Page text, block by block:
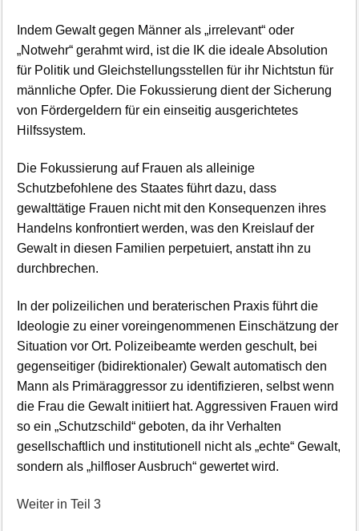
Indem Gewalt gegen Männer als „irrelevant“ oder
„Notwehr“ gerahmt wird, ist die IK die ideale Absolution
für Politik und Gleichstellungsstellen für ihr Nichtstun für
männliche Opfer. Die Fokussierung dient der Sicherung
von Fördergeldern für ein einseitig ausgerichtetes
Hilfssystem.
Die Fokussierung auf Frauen als alleinige
Schutzbefohlene des Staates führt dazu, dass
gewalttätige Frauen nicht mit den Konsequenzen ihres
Handelns konfrontiert werden, was den Kreislauf der
Gewalt in diesen Familien perpetuiert, anstatt ihn zu
durchbrechen.
In der polizeilichen und beraterischen Praxis führt die
Ideologie zu einer voreingenommenen Einschätzung der
Situation vor Ort. Polizeibeamte werden geschult, bei
gegenseitiger (bidirektionaler) Gewalt automatisch den
Mann als Primäraggressor zu identifizieren, selbst wenn
die Frau die Gewalt initiiert hat. Aggressiven Frauen wird
so ein „Schutzschild“ geboten, da ihr Verhalten
gesellschaftlich und institutionell nicht als „echte“ Gewalt,
sondern als „hilfloser Ausbruch“ gewertet wird.
Weiter in Teil 3